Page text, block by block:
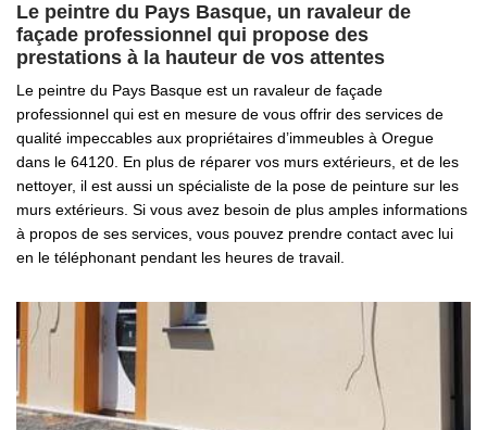
Le peintre du Pays Basque, un ravaleur de
façade professionnel qui propose des
prestations à la hauteur de vos attentes
Le peintre du Pays Basque est un ravaleur de façade
professionnel qui est en mesure de vous offrir des services de
qualité impeccables aux propriétaires d’immeubles à Oregue
dans le 64120. En plus de réparer vos murs extérieurs, et de les
nettoyer, il est aussi un spécialiste de la pose de peinture sur les
murs extérieurs. Si vous avez besoin de plus amples informations
à propos de ses services, vous pouvez prendre contact avec lui
en le téléphonant pendant les heures de travail.